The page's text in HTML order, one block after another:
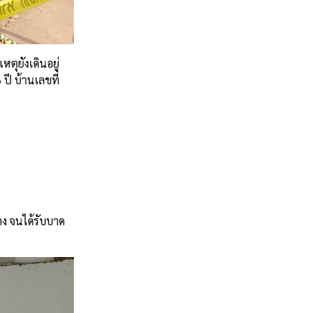
หตุยังเดินอยู่
ปี บ้านเลขที่
จนได้รับบาด